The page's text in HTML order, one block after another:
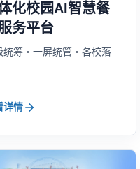
化校园AI智慧餐
务平台
统筹・一屏统管・各校落
详情